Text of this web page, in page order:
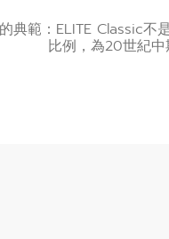
典範：ELITE Classic不
比例，為20世紀中